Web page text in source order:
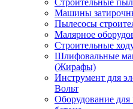
Строительные
Машины
Пылесосы
Малярное
Строительные
Шлифовальные
(Жирафы)
Инструмент для
Вольт
Оборудование для